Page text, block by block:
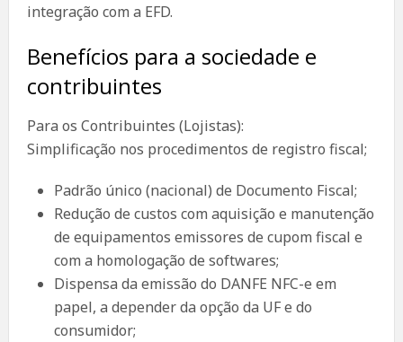
integração com a EFD.
Benefícios para a sociedade e
contribuintes
Para os Contribuintes (Lojistas):
Simplificação nos procedimentos de registro fiscal;
Padrão único (nacional) de Documento Fiscal;
Redução de custos com aquisição e manutenção
de equipamentos emissores de cupom fiscal e
com a homologação de softwares;
Dispensa da emissão do DANFE NFC-e em
papel, a depender da opção da UF e do
consumidor;